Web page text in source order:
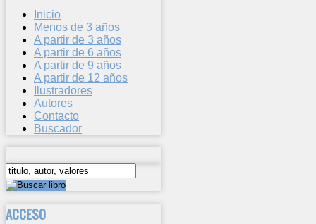
Inicio
Menos de 3 años
A partir de 3 años
A partir de 6 años
A partir de 9 años
A partir de 12 años
Ilustradores
Autores
Contacto
Buscador
ACCESO